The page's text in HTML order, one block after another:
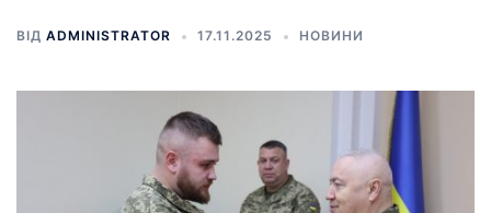
ВІД ADMINISTRATOR 17.11.2025 НОВИНИ